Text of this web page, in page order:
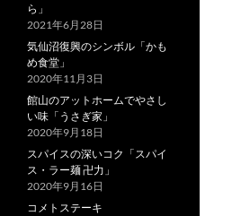
ら」
2021年6月28日
気仙沼復興のシンボル「かも
め食堂」
2020年11月3日
館山のアットホームでやさし
い味「うさぎ家」
2020年9月18日
スパイスの深いコク「スパイ
ス・ラー麺 卍力」
2020年9月16日
コメトステーキ